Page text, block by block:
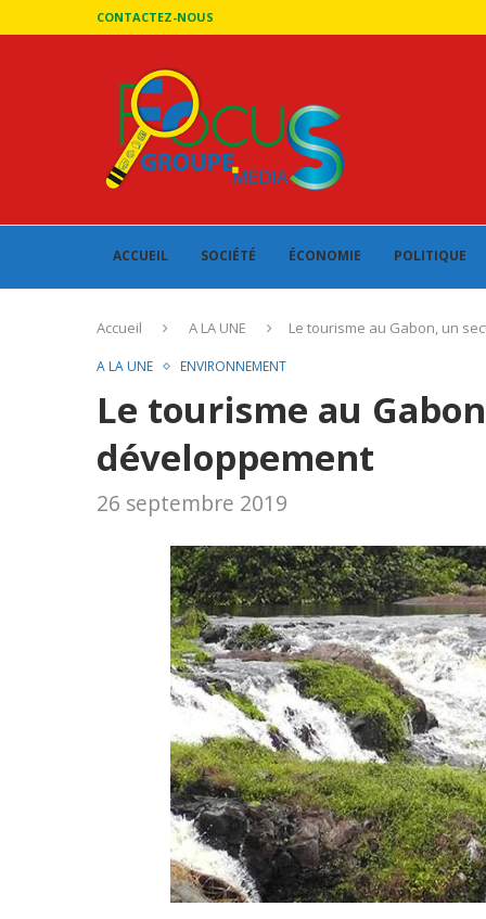
CONTACTEZ-NOUS
ACCUEIL SOCIÉTÉ ÉCONOMIE POLITIQUE
Accueil A LA UNE Le tourisme au Gabon, un
A LA UNE ENVIRONNEMENT
Le tourisme au
développement
26 septembre 2019